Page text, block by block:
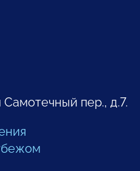
Самотечный пер., д.7.